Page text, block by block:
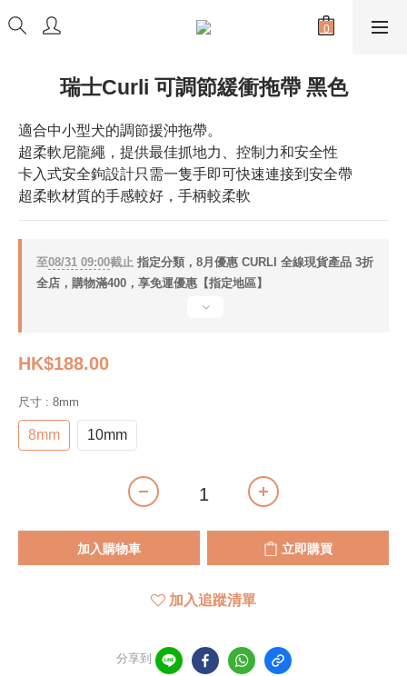
瑞士Curli 可調節緩衝拖帶 黑色
適合中小型犬的調節援沖拖帶。
超柔軟尼龍繩，提供最佳抓地力、控制力和安全性
卡入式安全鉤設計只需一隻手即可快速連接到安全帶
超柔軟材質的手感較好，手柄較柔軟
至08/31 09:00截止 指定分類，8月優惠 CURLI 全線現貨產品 3折
全店，購物滿400，享免運優惠【指定地區】
HK$188.00
尺寸 : 8mm
8mm 10mm
加入購物車 立即購買
加入追蹤清單
分享到